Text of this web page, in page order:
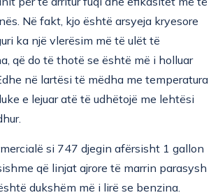
Në fakt, kjo është arsyeja kryesore
ka një vlerësim më të ulët të
që do të thotë se është më i holluar
në lartësi të mëdha me temperatura
e lejuar atë të udhëtojë me lehtësi
si 747 djegin afërsisht 1 gallon
që linjat ajrore të marrin parasysh
dukshëm më i lirë se benzina.